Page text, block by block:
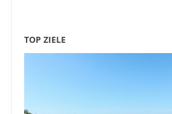
TOP ZIELE